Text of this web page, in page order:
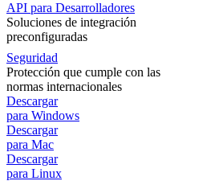
API para Desarrolladores
Soluciones de integración
preconfiguradas
Seguridad
Protección que cumple con las
normas internacionales
Descargar
para Windows
Descargar
para Mac
Descargar
para Linux